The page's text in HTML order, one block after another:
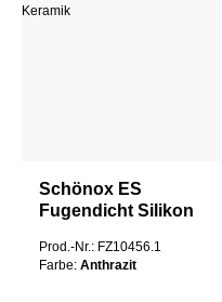
Schönox ES
Fugendicht Silikon
Keramik
Prod.-Nr.: FZ10456.1
Farbe: Anthrazit